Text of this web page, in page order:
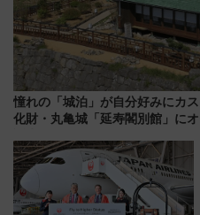
憧れの「城泊」が自分好みにカ
化財・丸亀城「延寿閣別館」に